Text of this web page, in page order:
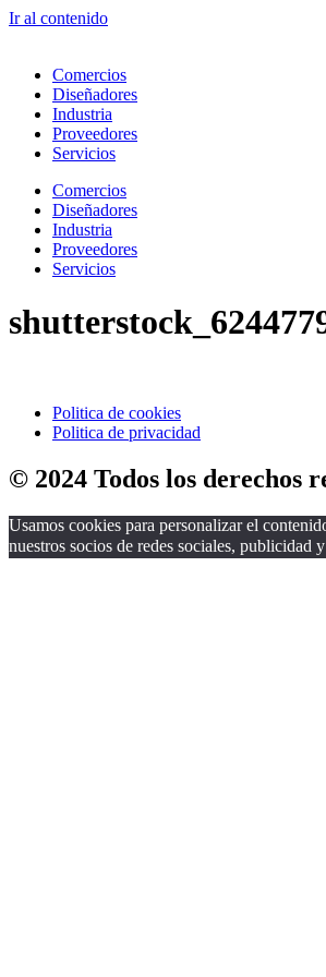
Ir al contenido
Comercios
Diseñadores
Industria
Proveedores
Servicios
Comercios
Diseñadores
Industria
Proveedores
Servicios
Politica de cookies
Politica de privacidad
© 2024 Todos los derechos
Usamos cookies para personalizar el
nuestros socios de redes sociales, publicidad